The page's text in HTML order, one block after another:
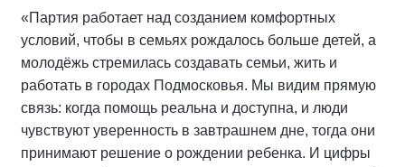
«Партия работает над созданием комфортных
условий, чтобы в семьях рождалось больше детей, а
молодёжь стремилась создавать семьи, жить и
работать в городах Подмосковья. Мы видим прямую
связь: когда помощь реальна и доступна, и люди
чувствуют уверенность в завтрашнем дне, тогда они
принимают решение о рождении ребенка. И цифры